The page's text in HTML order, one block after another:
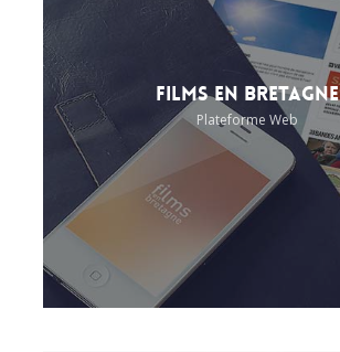
Films en Bretagne
Plateforme Web